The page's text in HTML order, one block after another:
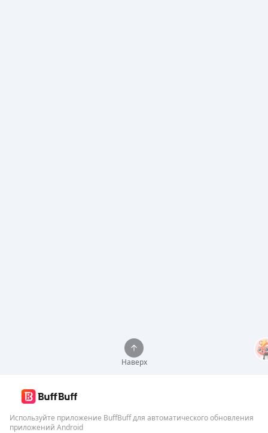
Наверх
Используйте приложение BuffBuff для автоматического обновления
приложений Android